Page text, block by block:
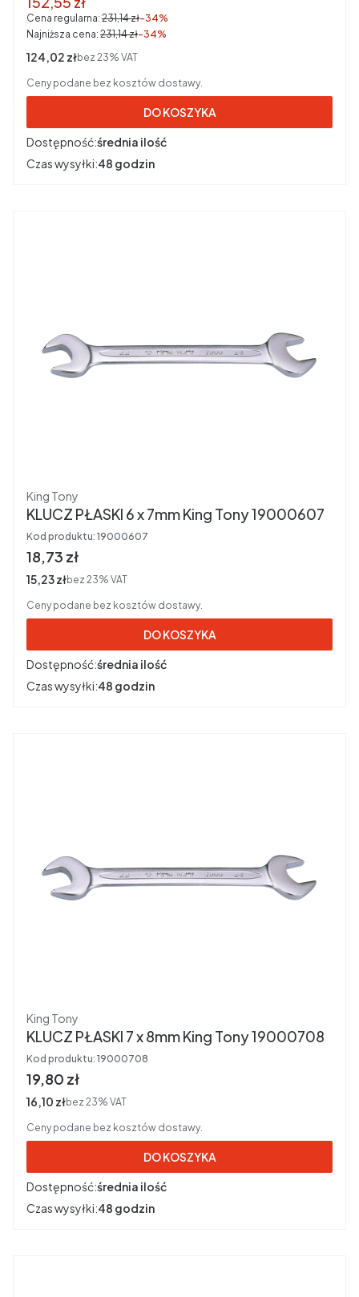
Cena regularna: 231,14 zł-34%
Najniższa cena: 231,14 zł-34%
Cena netto
124,02 złbez 23% VAT
Ceny podane bez kosztów dostawy.
DO KOSZYKA
Dostępność:średnia ilość
Czas wysyłki:48 godzin
Producent
King Tony
KLUCZ PŁASKI 6 x 7mm King Tony 19000607
Kod produktu: 19000607
Cena brutto
18,73 zł
Cena netto
15,23 złbez 23% VAT
Ceny podane bez kosztów dostawy.
DO KOSZYKA
Dostępność:średnia ilość
Czas wysyłki:48 godzin
Producent
King Tony
KLUCZ PŁASKI 7 x 8mm King Tony 19000708
Kod produktu: 19000708
Cena brutto
19,80 zł
Cena netto
16,10 złbez 23% VAT
Ceny podane bez kosztów dostawy.
DO KOSZYKA
Dostępność:średnia ilość
Czas wysyłki:48 godzin